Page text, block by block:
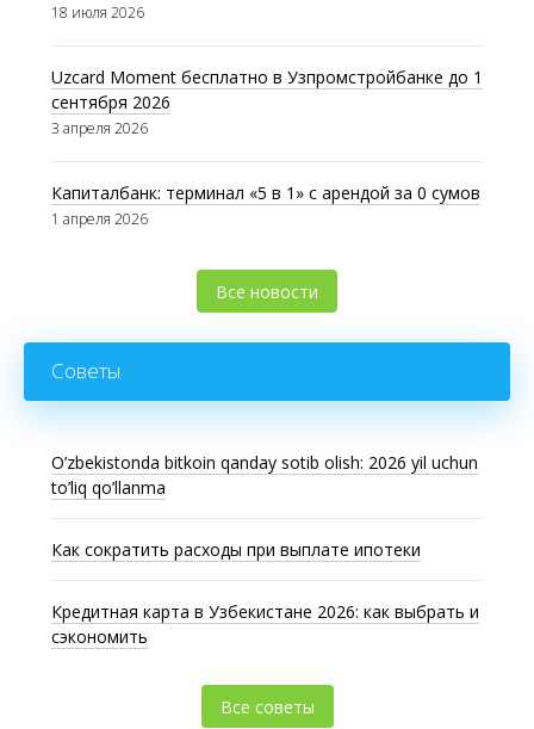
18 июля 2026
Uzcard Moment бесплатно в Узпромстройбанке до 1
сентября 2026
3 апреля 2026
Капиталбанк: терминал «5 в 1» с арендой за 0 сумов
1 апреля 2026
Все новости
Советы
O’zbekistonda bitkoin qanday sotib olish: 2026 yil uchun
to’liq qo’llanma
Как сократить расходы при выплате ипотеки
Кредитная карта в Узбекистане 2026: как выбрать и
сэкономить
Все советы